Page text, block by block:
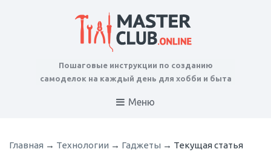
Пошаговые инструкции по созданию
самоделок на каждый день для хобби и быта
Меню
Главная → Технологии → Гаджеты → Текущая статья